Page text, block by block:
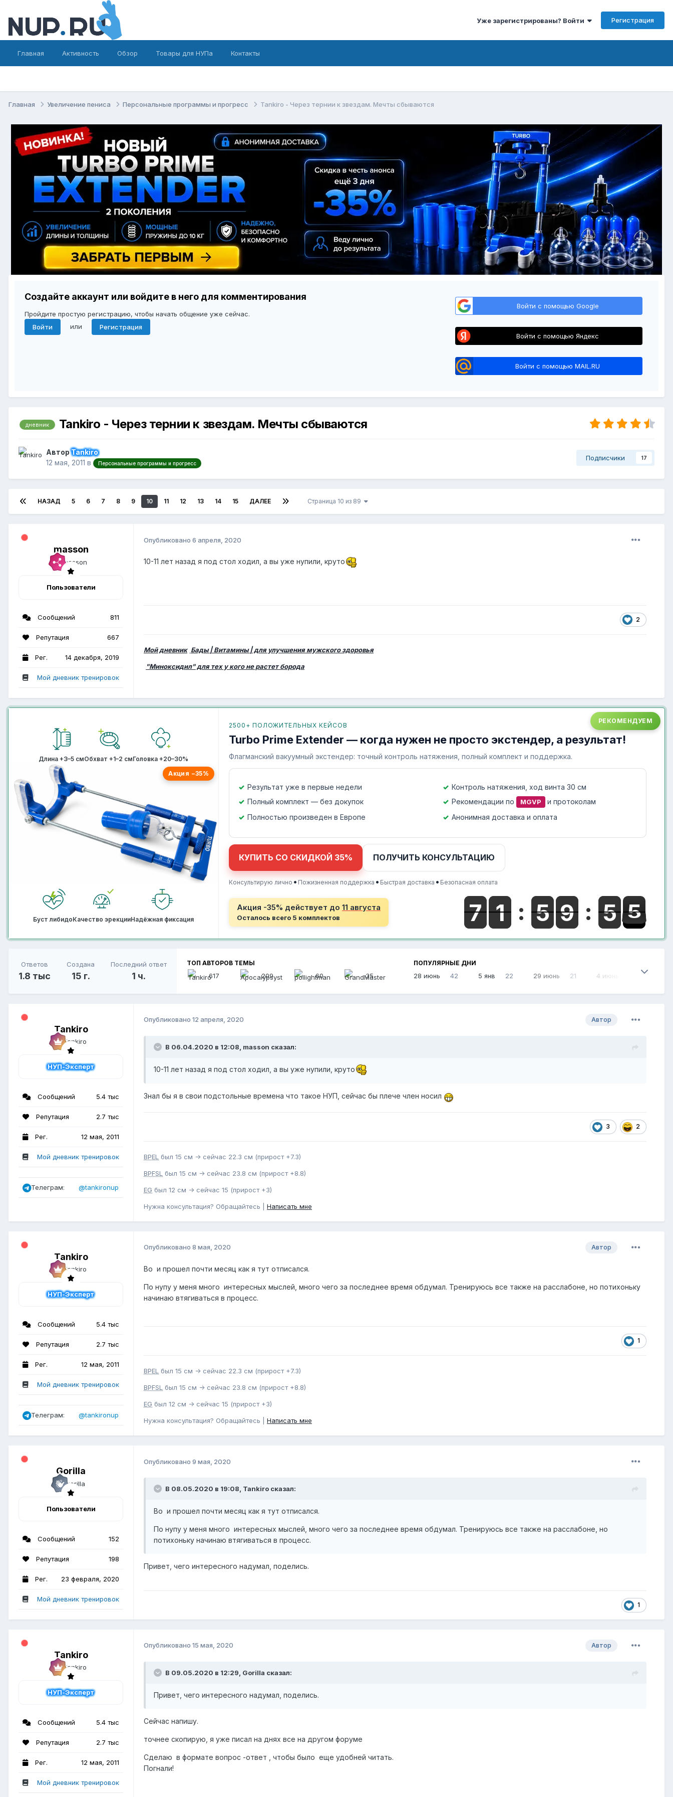
Уже зарегистрированы? Войти Регистрация
Главная Активность Обзор Товары для НУПа Контакты
Главная Увеличение пениса Персональные программы и прогресс Tankiro - Через тернии к звездам. Мечты сбываются
Создайте аккаунт или войдите в него для комментирования
Пройдите простую регистрацию, чтобы начать общение уже сейчас.
Войти
или Регистрация
Войти с помощью Google
Войти с помощью Яндекс
Войти с помощью MAIL.RU
дневник Tankiro - Через тернии к звездам. Мечты сбываются
АвторTankiro
12 мая, 2011 в Персональные программы и прогресс
Подписчики 17
НАЗАД 5 6 7 8 9 10 11 12 13 14 15 ДАЛЕЕ Страница 10 из 89
masson
Пользователи
Сообщений 811
Репутация 667
Рег. 14 декабря, 2019
Мой дневник тренировок
Опубликовано 6 апреля, 2020
10-11 лет назад я под стол ходил, а вы уже нупили, круто
2
Мой дневник Бады | Витамины | для улучшения мужского здоровья
"Миноксидил" для тех у кого не растет борода
Длина +3–5 смОбхват +1–2 смГоловка +20–30%
Акция −35%
Буст либидоКачество эрекцииНадёжная фиксация
РЕКОМЕНДУЕМ
2500+ ПОЛОЖИТЕЛЬНЫХ КЕЙСОВ
Turbo Prime Extender — когда нужен не просто экстендер, а результат!
Флагманский вакуумный экстендер: точный контроль натяжения, полный комплект и поддержка.
Результат уже в первые недели
Контроль натяжения, ход винта 30 см
Полный комплект — без докупок
Рекомендации по MGVP
и протоколам
Полностью произведен в Европе
Анонимная доставка и оплата
КУПИТЬ СО СКИДКОЙ 35% ПОЛУЧИТЬ КОНСУЛЬТАЦИЮ
Консультирую лично • Пожизненная поддержка • Быстрая доставка • Безопасная оплата
Акция -35% действует до 11 августа
Осталось всего 5 комплектов
Ответов
1.8 тыс
Создана
15 г.
Последний ответ
1 ч.
ТОП АВТОРОВ ТЕМЫ
617 209 60 35
ПОПУЛЯРНЫЕ ДНИ
28 июнь 42 5 янв 22 29 июнь 21 4 июнь
Tankiro
НУП-Эксперт
Сообщений 5.4 тыс
Репутация 2.7 тыс
Рег. 12 мая, 2011
Мой дневник тренировок
Телеграм: @tankironup
Автор
Опубликовано 12 апреля, 2020
В 06.04.2020 в 12:08, masson сказал:
10-11 лет назад я под стол ходил, а вы уже нупили, круто
Знал бы я в свои подстольные времена что такое НУП, сейчас бы плече член носил
3 2
BPEL был 15 см -> сейчас 22.3 см (прирост +7.3)
BPFSL был 15 см -> сейчас 23.8 см (прирост +8.8)
EG был 12 см -> сейчас 15 (прирост +3)
Нужна консультация? Обращайтесь | Написать мне
Tankiro
НУП-Эксперт
Сообщений 5.4 тыс
Репутация 2.7 тыс
Рег. 12 мая, 2011
Мой дневник тренировок
Телеграм: @tankironup
Автор
Опубликовано 8 мая, 2020
Во и прошел почти месяц как я тут отписался.
По нупу у меня много интересных мыслей, много чего за последнее время обдумал. Тренируюсь все также на расслабоне, но потихоньку
начинаю втягиваться в процесс.
1
BPEL был 15 см -> сейчас 22.3 см (прирост +7.3)
BPFSL был 15 см -> сейчас 23.8 см (прирост +8.8)
EG был 12 см -> сейчас 15 (прирост +3)
Нужна консультация? Обращайтесь | Написать мне
Gorilla
Пользователи
Сообщений 152
Репутация 198
Рег. 23 февраля, 2020
Мой дневник тренировок
Опубликовано 9 мая, 2020
В 08.05.2020 в 19:08, Tankiro сказал:
Во и прошел почти месяц как я тут отписался.
По нупу у меня много интересных мыслей, много чего за последнее время обдумал. Тренируюсь все также на расслабоне, но
потихоньку начинаю втягиваться в процесс.
Привет, чего интересного надумал, поделись.
1
Tankiro
НУП-Эксперт
Сообщений 5.4 тыс
Репутация 2.7 тыс
Рег. 12 мая, 2011
Мой дневник тренировок
Автор
Опубликовано 15 мая, 2020
В 09.05.2020 в 12:29, Gorilla сказал:
Привет, чего интересного надумал, поделись.
Сейчас напишу.
точнее скопирую, я уже писал на днях все на другом форуме
Сделаю в формате вопрос -ответ , чтобы было еще удобней читать.
Погнали!